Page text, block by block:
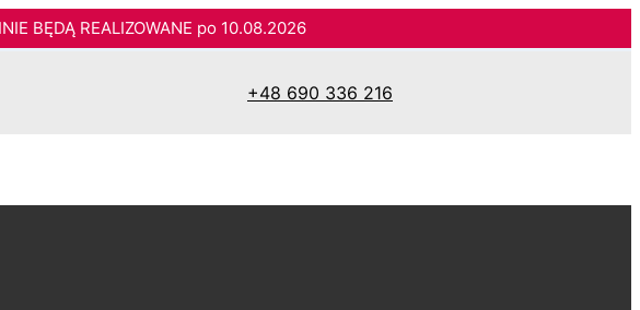
BĘDĄ REALIZOWANE po 10.08.2026
+48 690 336 216